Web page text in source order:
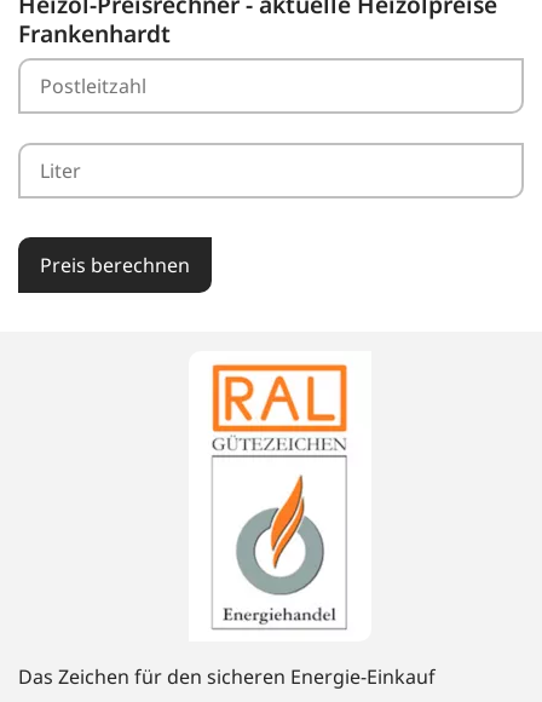
Frankenhardt
Preis berechnen
Das Zeichen für den sicheren Energie-Einkauf